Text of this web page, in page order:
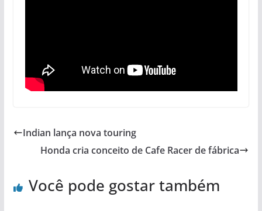
Indian lança nova touring
Honda cria conceito de Cafe Racer de fábrica
Você pode gostar também